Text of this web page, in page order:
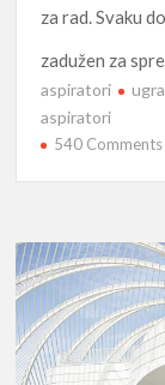
za rad. Svaku
zadužen za
aspiratori
aspiratori
540 Comments